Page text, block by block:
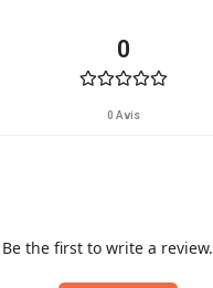
0
0 Avis
Be the first to write a review.